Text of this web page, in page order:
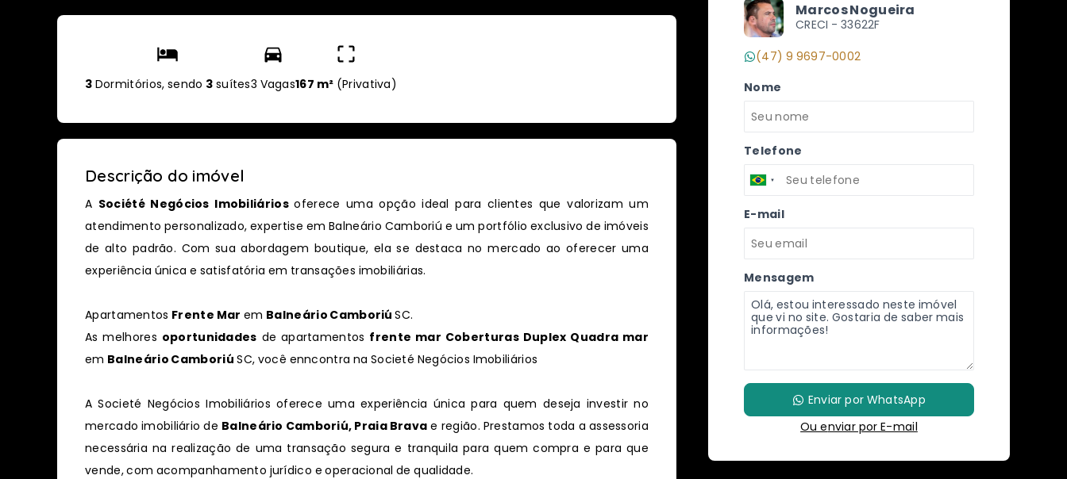
3 Dormitórios, sendo 3 suítes3 Vagas167 m² (Privativa)
Descrição do imóvel
A Société Negócios Imobiliáriosoferece uma opção ideal para clientes que valorizam um
atendimento personalizado, expertise em Balneário Camboriú e um portfólio exclusivo de imóveis
de alto padrão. Com sua abordagem boutique, ela se destaca no mercado ao oferecer uma
experiência única e satisfatória em transações imobiliárias.
Apartamentos Frente Mar em Balneário CamboriúSC.
As melhores oportunidades de apartamentos frente mar Coberturas Duplex Quadra mar
em Balneário Camboriú SC, você enncontra na Societé Negócios Imobiliários
A Societé Negócios Imobiliários oferece uma experiência única para quem deseja investir no
mercado imobiliário de Balneário Camboriú, Praia Brava e região. Prestamos toda a assessoria
necessária na realização de uma transação segura e tranquila para quem compra e para que
vende, com acompanhamento jurídico e operacional de qualidade.
Marcos Nogueira
CRECI - 33622F
(47) 9 9697-0002
Nome
Telefone
E-mail
Mensagem
Enviar por WhatsApp
Ou enviar por E-mail